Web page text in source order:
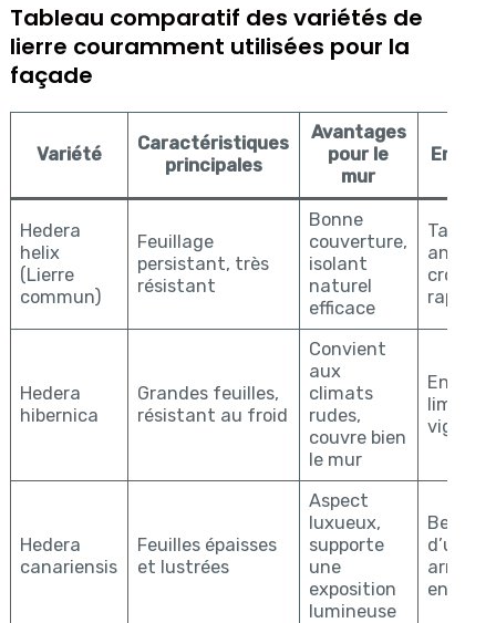
Tableau comparatif des variétés de
lierre couramment utilisées pour la
façade
Variété
Caractéristiques
principales
Avantages
pour le
mur
Hedera
helix
(Lierre
commun)
Feuillage
persistant, très
résistant
Bonne
couverture,
isolant
naturel
efficace
Tailles
rapide
Hedera
hibernica
Grandes feuilles,
résistant au froid
Convient
aux
climats
rudes,
couvre bien
le mur
limité,
Hedera
canariensis
Feuilles épaisses
et lustrées
Aspect
luxueux,
supporte
une
exposition
lumineuse
Besoin
d’un
en été